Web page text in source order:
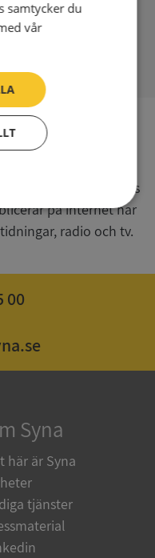
ett av
tv s.k. utgivningsbevis
på internet har
radio och tv.
00
Syna
här är Syna
tjänster
samtycker du
vår
Inriktning
kan inte
cookies.
Leverantör
Domän